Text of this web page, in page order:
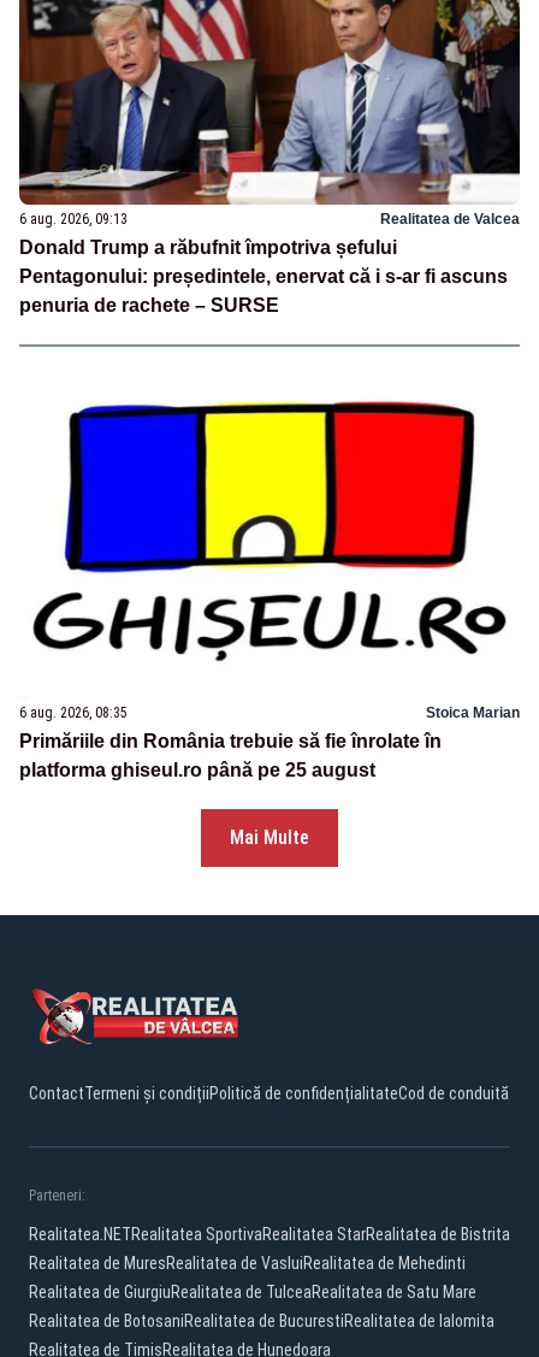
6 aug. 2026, 09:13 Realitatea de Valcea
Donald Trump a răbufnit împotriva șefului
Pentagonului: președintele, enervat că i s-ar fi ascuns
penuria de rachete – SURSE
6 aug. 2026, 08:35 Stoica Marian
Primăriile din România trebuie să fie înrolate în
platforma ghiseul.ro până pe 25 august
Mai Multe
ContactTermeni și condițiiPolitică de confidențialitateCod de conduită
Parteneri:
Realitatea.NETRealitatea SportivaRealitatea StarRealitatea de Bistrita
Realitatea de MuresRealitatea de VasluiRealitatea de Mehedinti
Realitatea de GiurgiuRealitatea de TulceaRealitatea de Satu Mare
Realitatea de BotosaniRealitatea de BucurestiRealitatea de Ialomita
Realitatea de TimisRealitatea de Hunedoara